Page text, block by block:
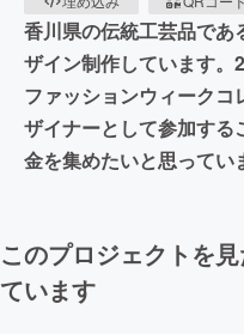
香川県の伝統工芸品であ
ザイン制作しています。
ファッションウィーク
ザイナーとして参加する
金を集めたいと思ってい
このプロジェクトを
ています